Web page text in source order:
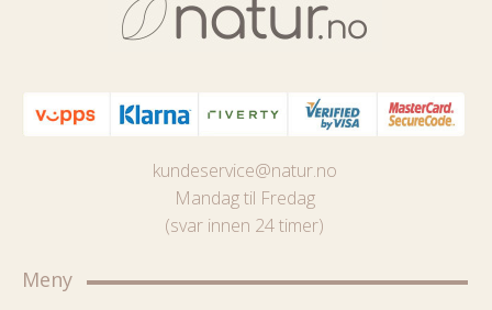
kundeservice@natur.no
Mandag til Fredag
(svar innen 24 timer)
Meny